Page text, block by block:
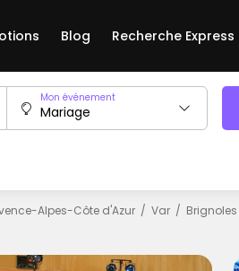
Blog Recherche Express
Mon événement
Alpes-Côte d'Azur Var Brignoles